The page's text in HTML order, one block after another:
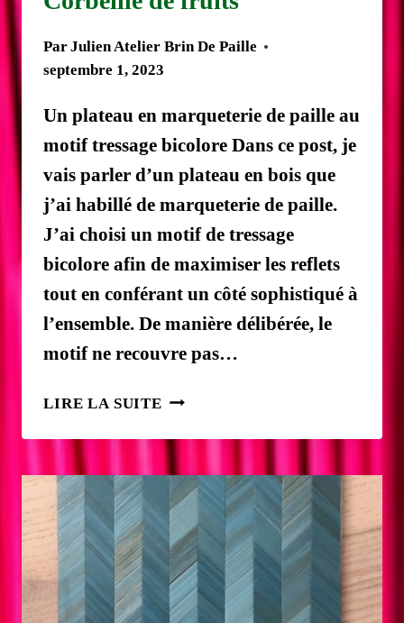
ParJulien Atelier Brin De Paille
septembre 1, 2023
Un plateau en marqueterie de paille au
motif tressage bicolore Dans ce post, je
vais parler d’un plateau en bois que
j’ai habillé de marqueterie de paille.
J’ai choisi un motif de tressage
bicolore afin de maximiser les reflets
tout en conférant un côté sophistiqué à
l’ensemble. De manière délibérée, le
motif ne recouvre pas…
LIRE LA SUITE MARQUETERIE
PAILLE
CORBEILLE
DE
FRUITS